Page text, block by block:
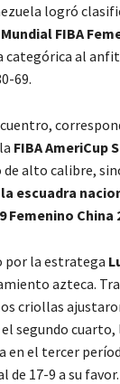
logró
Mundial FIBA
categórica al
69.
FIBA ​​AmeriCup
alto calibre,
escuadra
Femenino China
por la estratega
azteca.
criollas
segundo cuarto,
el tercer
17-9 a su favor.